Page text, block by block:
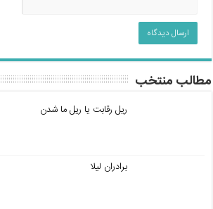
مطالب منتخب
ریل رقابت یا ریل ما شدن
برادران لیلا